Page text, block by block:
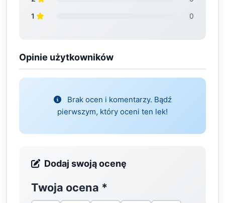
1
0
Opinie użytkowników
Brak ocen i komentarzy. Bądź
pierwszym, który oceni ten lek!
Dodaj swoją ocenę
Twoja ocena *